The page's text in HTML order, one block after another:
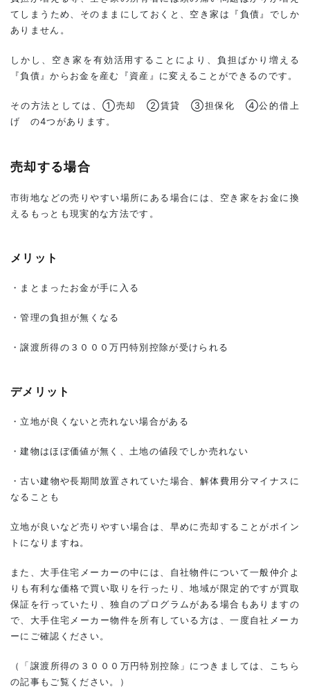
1.1
売却
場合
1.1.1
ト
1.1.2
1.2
の場
合
ト
1.2.2
担保
メリッ
1.3.2
ット
1.4
借上
げ制
利用
する
場合
メリッ
ト
1.4.2
デメリ
ット
てしまうため、そのままにしておくと、空き家は『負債』でしか
ありません。
しかし、空き家を有効活用することにより、負担ばかり増える
『負債』からお金を産む『資産』に変えることができるのです。
その方法としては、①売却 ②賃貸 ③担保化 ④公的借上
げ の4つがあります。
売却する場合
市街地などの売りやすい場所にある場合には、空き家をお金に換
えるもっとも現実的な方法です。
メリット
・まとまったお金が手に入る
・管理の負担が無くなる
・譲渡所得の３０００万円特別控除が受けられる
デメリット
・立地が良くないと売れない場合がある
・建物はほぼ価値が無く、土地の値段でしか売れない
・古い建物や長期間放置されていた場合、解体費用分マイナスに
なることも
立地が良いなど売りやすい場合は、早めに売却することがポイン
トになりますね。
また、大手住宅メーカーの中には、自社物件について一般仲介よ
りも有利な価格で買い取りを行ったり、地域が限定的ですが買取
保証を行っていたり、独自のプログラムがある場合もありますの
で、大手住宅メーカー物件を所有している方は、一度自社メーカ
ーにご確認ください。
（「譲渡所得の３０００万円特別控除」につきましては、こちら
の記事もご覧ください。）